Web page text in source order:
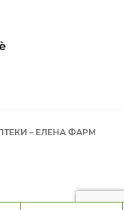
– ЕЛЕНА ФАРМ